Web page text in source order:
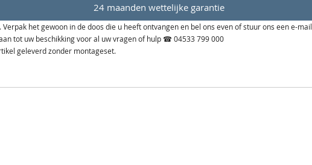
24 maanden wettelijke garantie
het gewoon in de doos die u heeft ontvangen en bel ons even of stuur ons een e-mail
tot uw beschikking voor al uw vragen of hulp ☎ 04533 799 000
geleverd zonder montageset.